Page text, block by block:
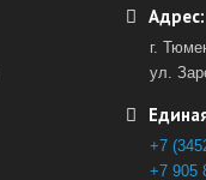
Адрес:
г.
ул.
+7
+7 905